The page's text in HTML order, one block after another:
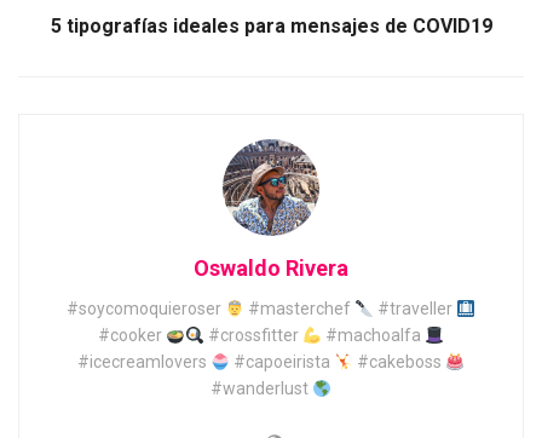
5 tipografías ideales para mensajes de COVID19
Oswaldo Rivera
#soycomoquieroser #masterchef
#traveller
#cooker
#crossfitter
#machoalfa
#icecreamlovers
#capoeirista
#cakeboss
#wanderlust